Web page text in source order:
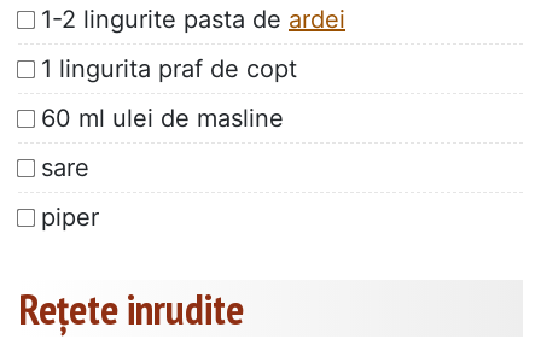
1-2 lingurite pasta de ardei
1 lingurita praf de copt
60 ml ulei de masline
sare
piper
Rețete inrudite